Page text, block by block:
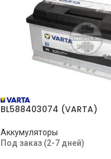
BL588403074 (VARTA)
Аккумуляторы
Под заказ (2-7 дней)